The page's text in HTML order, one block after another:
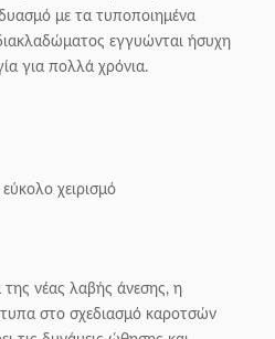
με τα τυποποιημένα
εγγυώνται ήσυχη
για πολλά χρόνια.
χειρισμό
νέας λαβής άνεσης, η
στο σχεδιασμό καροτσών